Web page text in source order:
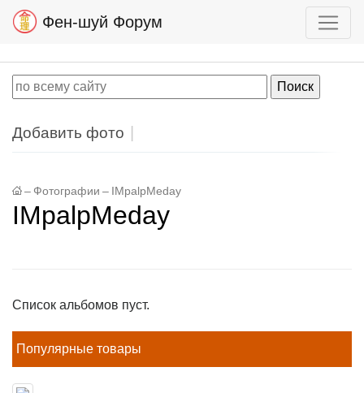
Фен-шуй Форум
Добавить фото
– Фотографии – IMpalpMeday
IMpalpMeday
Список альбомов пуст.
Популярные товары